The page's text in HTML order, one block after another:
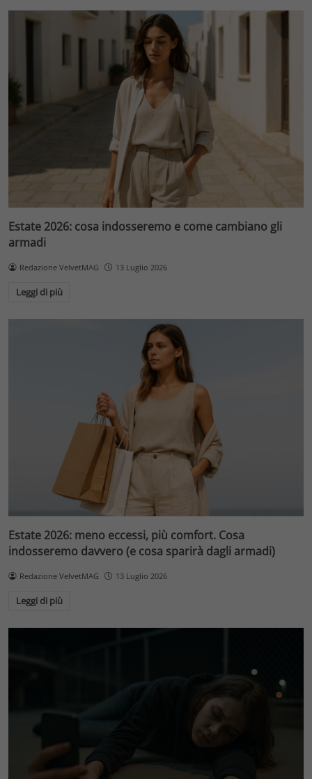
Estate 2026: cosa indosseremo e come cambiano gli
armadi
Redazione VelvetMAG 13 Luglio 2026
Leggi di più
Estate 2026: meno eccessi, più comfort. Cosa
indosseremo davvero (e cosa sparirà dagli armadi)
Redazione VelvetMAG 13 Luglio 2026
Leggi di più